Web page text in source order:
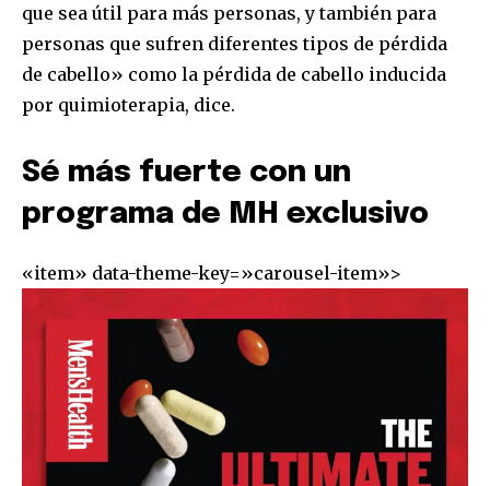
suscriptores y sé parte de la
conversación.
Para suscribirte, solo escribe tu dirección de correo eletrónico
respetamos tu privacidad y no enviaremos correo basura a tu
SUSCRIBIR
que sea útil para más personas, y también para
personas que sufren diferentes tipos de pérdida
de cabello» como la pérdida de cabello inducida
por quimioterapia, dice.
Sé más fuerte con un
programa de MH exclusivo
«item» data-theme-key=»carousel-item»>